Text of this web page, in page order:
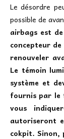
Le désordre
possible de
airbags est
concepteur
renouveler
Le témoin
système et
fournis par le
vous
autoriseront
cokpit. Sinon,